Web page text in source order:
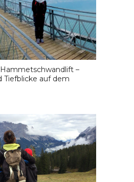
–
Tiefblicke auf dem